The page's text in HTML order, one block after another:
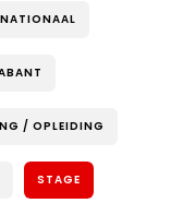
NATIONAAL
/ OPLEIDING
STAGE